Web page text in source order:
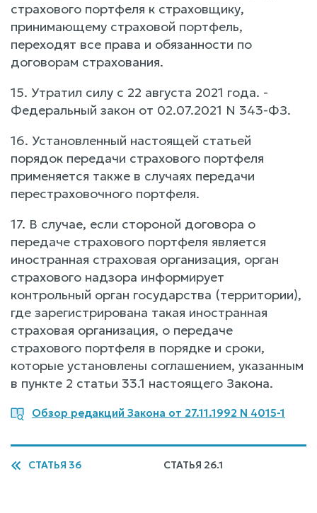
страхового портфеля к страховщику,
принимающему страховой портфель,
переходят все права и обязанности по
договорам страхования.
15. Утратил силу с 22 августа 2021 года. -
Федеральный закон от 02.07.2021 N 343-ФЗ.
16. Установленный настоящей статьей
порядок передачи страхового портфеля
применяется также в случаях передачи
перестраховочного портфеля.
17. В случае, если стороной договора о
передаче страхового портфеля является
иностранная страховая организация, орган
страхового надзора информирует
контрольный орган государства (территории),
где зарегистрирована такая иностранная
страховая организация, о передаче
страхового портфеля в порядке и сроки,
которые установлены соглашением, указанным
в пункте 2 статьи 33.1 настоящего Закона.
Обзор редакций Закона от 27.11.1992 N 4015-1
СТАТЬЯ 36 СТАТЬЯ 26.1